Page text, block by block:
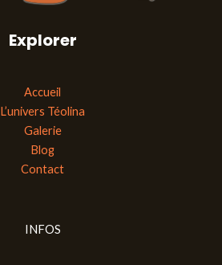
Explorer
Accueil
L’univers Téolina
Galerie
Blog
Contact
INFOS